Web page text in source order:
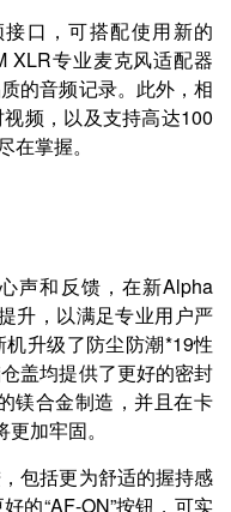
口，可搭配使用新的
XLR专业麦克风适配器
的音频记录。此外，相
频，以及支持高达100
掌握。
声和反馈，在新Alpha
升，以满足专业用户严
升级了防尘防潮*19性
盖均提供了更好的密封
镁合金制造，并且在卡
加牢固。
包括更为舒适的握持感
的“AF-ON”按钮，可实